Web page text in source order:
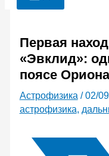
Первая
«Эвклид»:
поясе Ориона
Астрофизика /02/
астрофизика,